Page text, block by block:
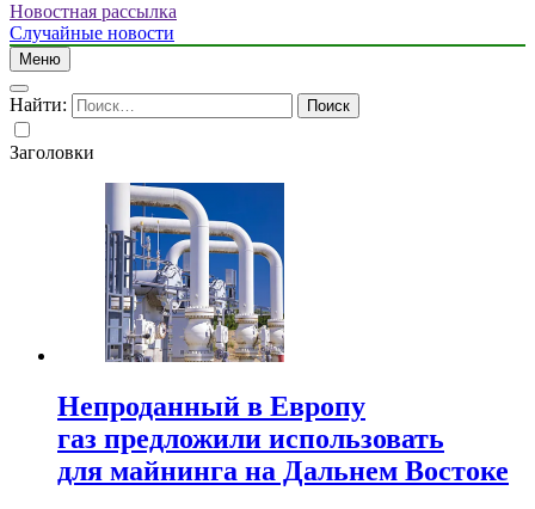
Новостная рассылка
Случайные новости
Меню
Найти:
Заголовки
Непроданный в Европу
газ предложили использовать
для майнинга на Дальнем Востоке